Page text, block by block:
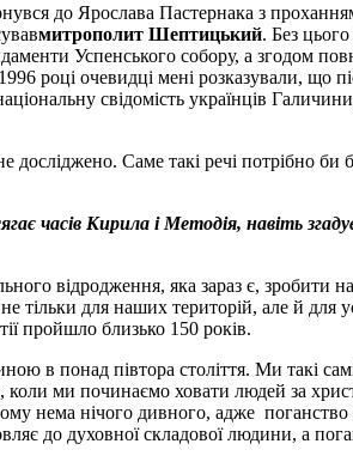
до Ярослава Пастернака з
митрополит Шептицький. Без
Успенського собору, а згодом
році очевидці мені розказували, що
свідомість українців
досліджено. Саме такі речі потрібно би
Кирила і Методія, навіть
відродження, яка зараз є,
тільки для наших територій, але й для
пройшло близько 150 років.
в понад півтора століття. Ми такі
коли ми починаємо ховати людей за
нема нічого дивного, адже
до духовної складової людини, а